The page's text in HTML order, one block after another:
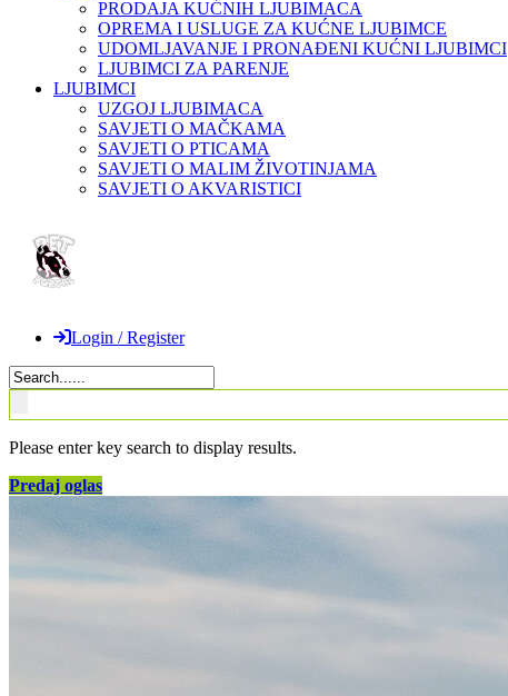
PRODAJA KUĆNIH LJUBIMACA
OPREMA I USLUGE ZA KUĆNE LJUBIMCE
UDOMLJAVANJE I PRONAĐENI KUĆNI LJUBIMCI
LJUBIMCI ZA PARENJE
LJUBIMCI
UZGOJ LJUBIMACA
SAVJETI O MAČKAMA
SAVJETI O PTICAMA
SAVJETI O MALIM ŽIVOTINJAMA
SAVJETI O AKVARISTICI
Login / Register
Please enter key search to display results.
Predaj oglas